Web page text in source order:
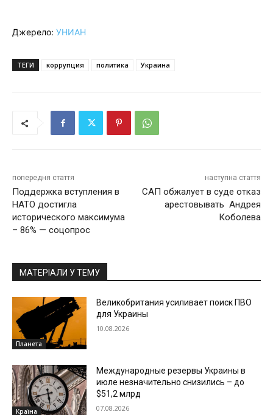
Джерело: УНИАН
ТЕГИ коррупция политика Украина
попередня стаття
Поддержка вступления в
НАТО достигла
исторического максимума
– 86% — соцопрос
наступна стаття
САП обжалует в суде отказ
арестовывать Андрея
Коболева
МАТЕРІАЛИ У ТЕМУ
Планета
Великобритания усиливает поиск ПВО
для Украины
10.08.2026
Країна
Международные резервы Украины в
июле незначительно снизились – до
$51,2 млрд
07.08.2026